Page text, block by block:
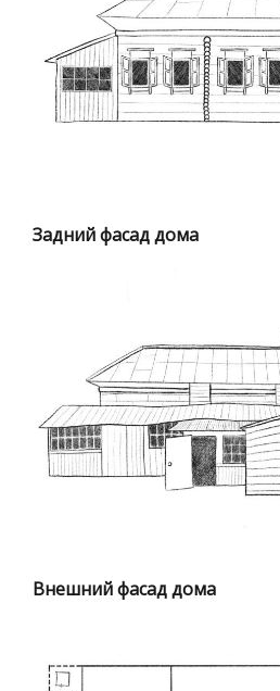
Задний фасад дома
Внешний фасад дома